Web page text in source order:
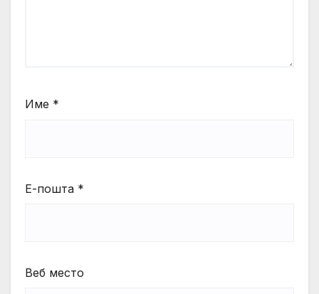
Име *
Е-пошта *
Веб место